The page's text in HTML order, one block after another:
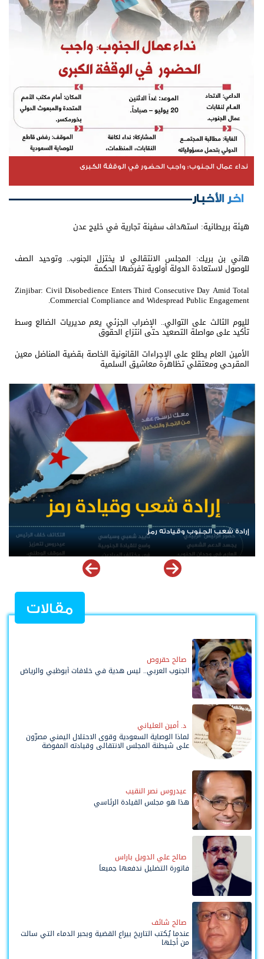
نداء عمال الجنوب: واجب الحضور في الوقفة الكبرى
اخر الأخبار
هيئة بريطانية: استهداف سفينة تجارية في خليج عدن
هاني بن بريك: المجلس الانتقالي لا يختزل الجنوب.. وتوحيد الصف
للوصول لاستعادة الدولة أولوية تفرضها الحكمة
Zinjibar: Civil Disobedience Enters Third Consecutive Day Amid Total
Commercial Compliance and Widespread Public Engagement.
لليوم الثالث على التوالي.. الإضراب الجزئي يعم مديريات الضالع وسط
تأكيد على مواصلة التصعيد حتى انتزاع الحقوق
الأمين العام يطلع على الإجراءات القانونية الخاصة بقضية المناضل معين
المقرحي ومعتقلي تظاهرة معاشيق السلمية
الرئيس عيدروس الزُبيدي.. نبض الجنوب ورمز إرادته
مقالات
صالح حقروص
الجنوب العربي.. ليس هدية في خلافات أبوظبي والرياض
د. أمين العلياني
لماذا الوصاية السعودية وقوى الاحتلال اليمني مصرّون
على شيطنة المجلس الانتقالي وقيادته المفوضة
عيدروس نصر النقيب
هذا هو مجلس القيادة الرئاسي
صالح علي الدويل باراس
فاتورة التضليل ندفعها جميعاً
صالح شائف
عندما يُكتب التاريخ بيراع القضية وبحبر الدماء التي سالت
من أجلها